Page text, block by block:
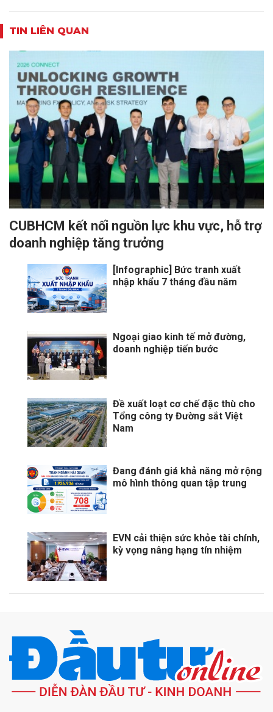
TIN LIÊN QUAN
CUBHCM kết nối nguồn lực khu vực, hỗ trợ
doanh nghiệp tăng trưởng
[Infographic] Bức tranh xuất
nhập khẩu 7 tháng đầu năm
Ngoại giao kinh tế mở đường,
doanh nghiệp tiến bước
Đề xuất loạt cơ chế đặc thù cho
Tổng công ty Đường sắt Việt
Nam
Đang đánh giá khả năng mở rộng
mô hình thông quan tập trung
EVN cải thiện sức khỏe tài chính,
kỳ vọng nâng hạng tín nhiệm